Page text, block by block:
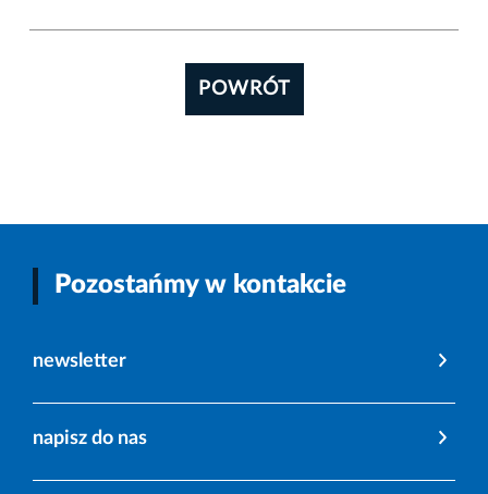
POWRÓT
Pozostańmy w kontakcie
newsletter
napisz do nas